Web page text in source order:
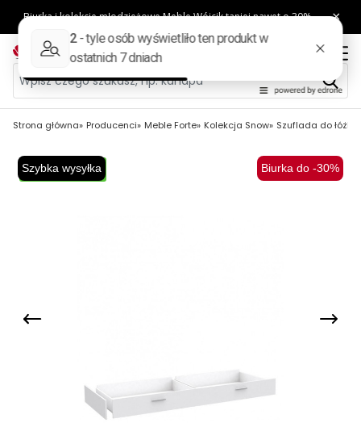
Strona główna Producenci Meble Forte Kolekcja Snow Szuflada do łóżka
Szybka wysyłka Biurka do -30%
Darmowa dostawa